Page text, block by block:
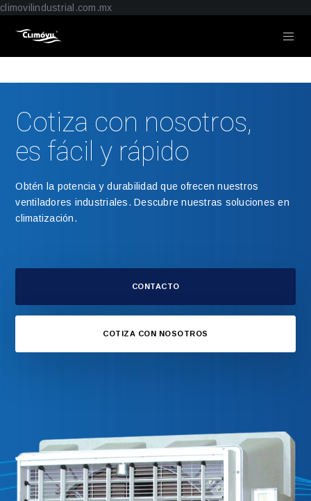
climovilindustrial.com.mx
Cotiza con nosotros,
es fácil y rápido
Obtén la potencia y durabilidad que ofrecen nuestros
ventiladores industriales. Descubre nuestras soluciones en
climatización.
CONTACTO
COTIZA CON NOSOTROS